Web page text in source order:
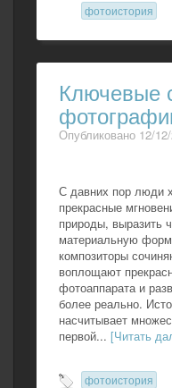
фотоистория
Ключевые
Опубликовано 12/
С давних пор люди
прекрасные
природы, выразить
материальную
композиторы
воплощают
фотоаппарата и
более реально.
насчитывает
первой... [Читать
фотоистория